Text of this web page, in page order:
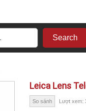
Search
Leica Lens
So sánh Lượt xem: